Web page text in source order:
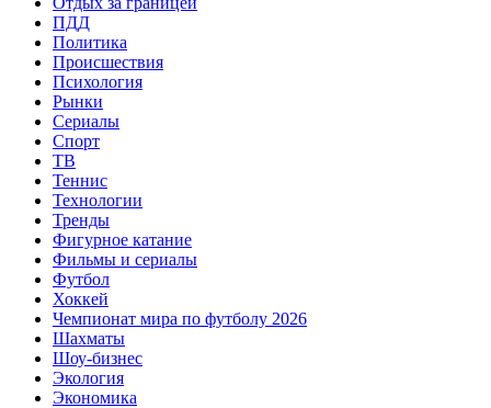
ПДД
Политика
Происшествия
Психология
Рынки
Сериалы
Спорт
ТВ
Теннис
Технологии
Тренды
Фигурное катание
Фильмы и сериалы
Футбол
Хоккей
Чемпионат мира по футболу 2026
Шахматы
Шоу-бизнес
Экология
Экономика